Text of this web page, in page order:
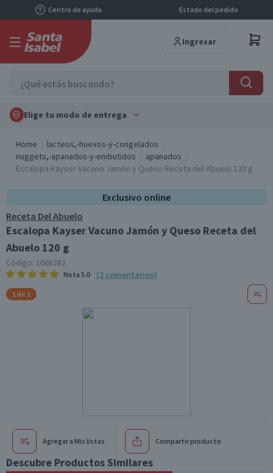
Centro de ayuda Estado del pedido
Ingresar
Elige tu modo de entrega
Home
lacteos,-huevos-y-congelados
nuggets,-apanados-y-embutidos
apanados
Escalopa Kayser Vacuno Jamón y Queso Receta del Abuelo 120 g
Exclusivo online
Receta Del Abuelo
Escalopa Kayser Vacuno Jamón y Queso Receta del
Abuelo 120 g
Código: 1668382
Nota 5.0 (2 comentarios)
1 de 1
Agregar a Mis listas Compartir producto
Descubre Productos Similares